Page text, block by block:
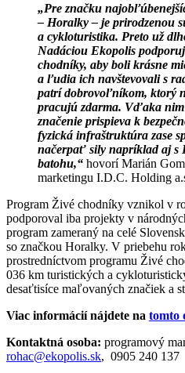
„Pre značku
– Horalky – je prirodzenou
a cykloturistika. Preto už
Nadáciou Ekopolis
chodníky, aby boli krásne
a ľudia ich navštevovali s
patrí dobrovoľníkom, ktorý
pracujú zdarma. Vďaka
značenie prispieva k
fyzická infraštruktúra zase
načerpať sily napríklad aj s
batohu,“ hovorí Marián
marketingu I.D.C. Holding
Program Živé chodníky vznikol v
podporoval iba projekty v
program zameraný na celé
so značkou Horalky. V priebehu
prostredníctvom programu Živé
036 km turistických a
desaťtisíce maľovaných značiek a
Viac informácií nájdete na tomto
Kontaktná osoba: programový
rohac@ekopolis.sk, 0905 240 137